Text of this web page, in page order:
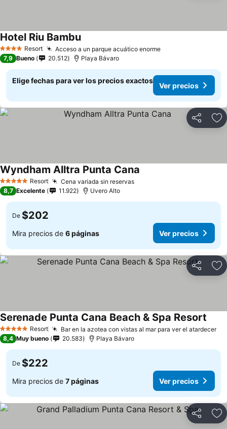
4 EstrellasResort Acceso a un parque acuático enorme
Hotel Riu Bambu
7,9 Bueno 20.512 Playa Bávaro
Elige fechas para ver los precios exactos
Ver precios
Compartir
5 Estrellas Resort Cena variada sin reservas
Wyndham Alltra Punta Cana
8,7 Excelente 11.922 Uvero Alto
De $202
Mira precios de 6 páginas Ver precios
Compartir
5 Estrellas Resort Bar en la azotea con vistas al mar para ver el atardecer
Serenade Punta Cana Beach & Spa Resort
8,4 Muy bueno 20.583 Playa Bávaro
De $222
Mira precios de 7 páginas Ver precios
Compartir